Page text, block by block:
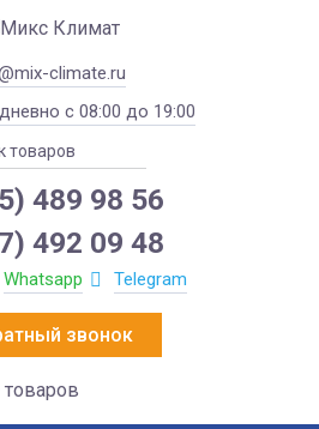
climate.ru
с 08:00 до 19:00
489 98 56
492 09 48
Whatsapp Telegram
звонок
товаров